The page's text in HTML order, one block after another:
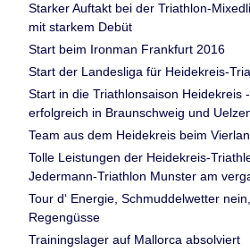
Starker Auftakt bei der Triathlon-
mit starkem Debüt
Start beim Ironman Frankfurt 2016
Start der Landesliga für Heidekreis-
Start in die Triathlonsaison Heidekreis
erfolgreich in Braunschweig und
Team aus dem Heidekreis beim
Tolle Leistungen der Heidekreis-
Jedermann-Triathlon Munster am
Tour d‘ Energie, Schmuddelwetter
Regengüsse
Trainingslager auf Mallorca absolviert